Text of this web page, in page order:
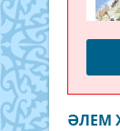
ӘЛЕМ